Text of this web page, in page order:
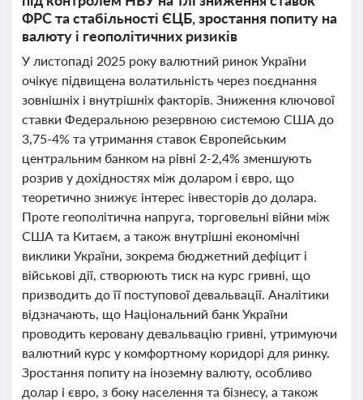
ФРС та стабільності ЄЦБ, зростання попиту на
валюту і геополітичних ризиків
У листопаді 2025 року валютний ринок України
очікує підвищена волатильність через поєднання
зовнішніх і внутрішніх факторів. Зниження ключової
ставки Федеральною резервною системою США до
3,75-4% та утримання ставок Європейським
центральним банком на рівні 2-2,4% зменшують
розрив у дохідностях між доларом і євро, що
теоретично знижує інтерес інвесторів до долара.
Проте геополітична напруга, торговельні війни між
США та Китаєм, а також внутрішні економічні
виклики України, зокрема бюджетний дефіцит і
військові дії, створюють тиск на курс гривні, що
призводить до її поступової девальвації. Аналітики
відзначають, що Національний банк України
проводить керовану девальвацію гривні, утримуючи
валютний курс у комфортному коридорі для ринку.
Зростання попиту на іноземну валюту, особливо
долар і євро, з боку населення та бізнесу, а також